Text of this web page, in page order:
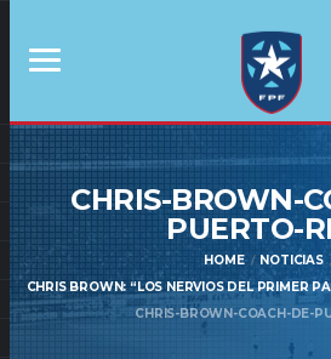
CHRIS-BROWN-
PUERTO-
HOME
NOTICIAS
CHRIS BROWN: “LOS NERVIOS DEL PRIMER
CHRIS-BROWN-COACH-DE-